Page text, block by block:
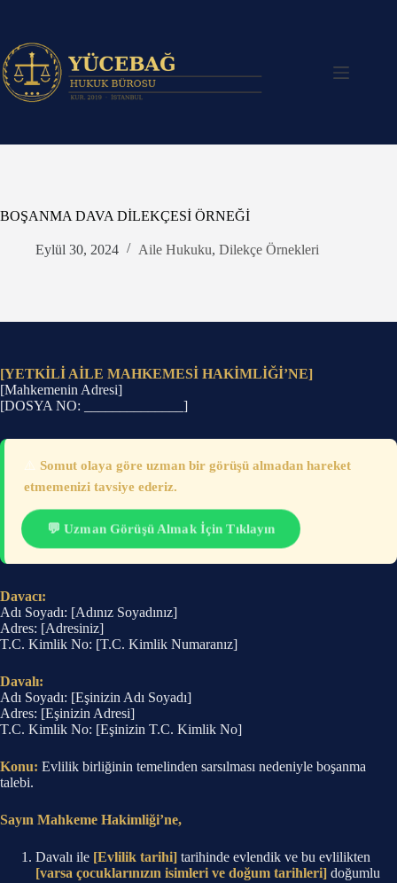
BOŞANMA DAVA DİLEKÇESİ ÖRNEĞİ
Eylül 30, 2024 Aile Hukuku, Dilekçe Örnekleri
[YETKİLİ AİLE MAHKEMESİ HAKİMLİĞİ’NE]
[Mahkemenin Adresi]
[DOSYA NO: ______________]
Somut olaya göre uzman bir görüşü almadan hareket
etmemenizi tavsiye ederiz.
💬 Uzman Görüşü Almak İçin Tıklayın
Davacı:
Adı Soyadı: [Adınız Soyadınız]
Adres: [Adresiniz]
T.C. Kimlik No: [T.C. Kimlik Numaranız]
Davalı:
Adı Soyadı: [Eşinizin Adı Soyadı]
Adres: [Eşinizin Adresi]
T.C. Kimlik No: [Eşinizin T.C. Kimlik No]
Konu: Evlilik birliğinin temelinden sarsılması nedeniyle boşanma
talebi.
Sayın Mahkeme Hakimliği’ne,
Davalı ile [Evlilik tarihi] tarihinde evlendik ve bu evlilikten
[varsa çocuklarınızın isimleri ve doğum tarihleri] doğumlu